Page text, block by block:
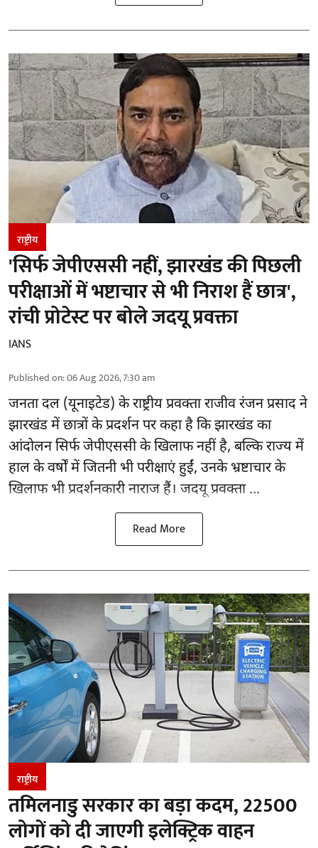
राष्ट्रीय
'सिर्फ जेपीएससी नहीं, झारखंड की पिछली
परीक्षाओं में भष्टाचार से भी निराश हैं छात्र',
रांची प्रोटेस्ट पर बोले जदयू प्रवक्ता
IANS
Published on:06 Aug 2026, 7:30 am
जनता दल (यूनाइटेड) के राष्ट्रीय प्रवक्ता राजीव रंजन प्रसाद ने
झारखंड में छात्रों के प्रदर्शन पर कहा है कि झारखंड का
आंदोलन सिर्फजेपीएससीके खिलाफ नहीं है, बल्कि राज्य में
हाल के वर्षों में जितनी भी परीक्षाएं हुईं, उनके भ्रष्टाचार के
खिलाफ भी प्रदर्शनकारी नाराज हैं। जदयू प्रवक्ता ...
Read More
राष्ट्रीय
तमिलनाडु सरकार का बड़ा कदम, 22500
लोगों को दी जाएगी इलेक्ट्रिक वाहन